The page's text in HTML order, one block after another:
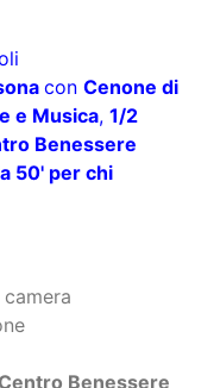
e Musica,1/2
Benessere
50' per chi
Benessere
turco, docce